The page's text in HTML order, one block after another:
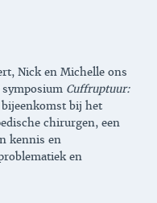
Nick en Michelle ons
Cuffruptuur:
bij het
chirurgen, een
kennis en
en